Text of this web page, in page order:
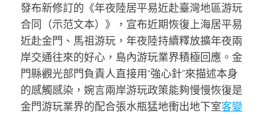
發布新修訂的《年夜陸居平易近赴臺灣地區游玩
合同（示范文本）》，宣布近期恢復上海居平易
近赴金門、馬祖游玩，年夜陸持續釋放擴年夜兩
岸交通往來的好心，島內游玩業界積極回應。金
門縣觀光部門負責人直接用“強心針”來描述本身
的感觸感染，婉言兩岸游玩政策能夠慢慢恢復是
金門游玩業界的配合張水瓶猛地衝出地下室客變